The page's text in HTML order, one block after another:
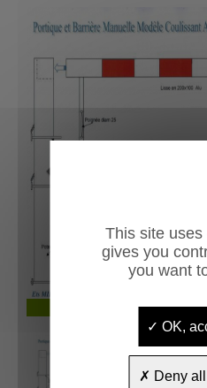
Portique et barrière à
This site uses
gives you
you want
OK,
Deny